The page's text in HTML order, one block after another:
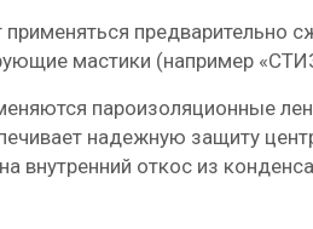
предварительно
мастики (например
пароизоляционные
надежную защиту
откос из